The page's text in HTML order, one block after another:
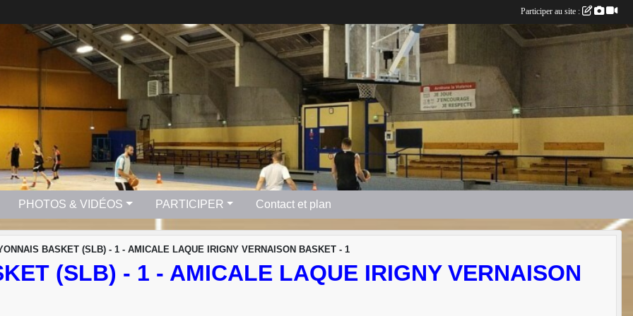
PHOTOS & VIDÉOS PARTICIPER Contact et plan
BASKET (SLB) - 1 - AMICALE LAQUE IRIGNY VERNAISON BASKET - 1
(SLB) - 1 - AMICALE LAQUE IRIGNY VERNAISON
Participer au site :